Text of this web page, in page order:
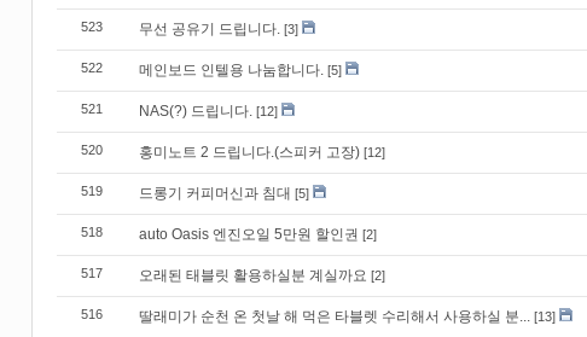
523 무선 공유기 드립니다. [3]
522 메인보드 인텔용 나눔합니다. [5]
521 NAS(?) 드립니다. [12]
520 홍미노트 2 드립니다.(스피커 고장) [12]
519 드롱기 커피머신과 침대 [5]
518 auto Oasis 엔진오일 5만원 할인권 [2]
517 오래된 태블릿 활용하실분 계실까요 [2]
516 딸래미가 순천 온 첫날 해 먹은 타블렛 수리해서 사용하실 분... [13]